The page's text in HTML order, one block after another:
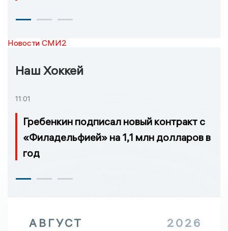
Новости СМИ2
Наш Хоккей
11:01
Гребенкин подписал новый контракт с
«Филадельфией» на 1,1 млн долларов в
год
АВГУСТ 2026